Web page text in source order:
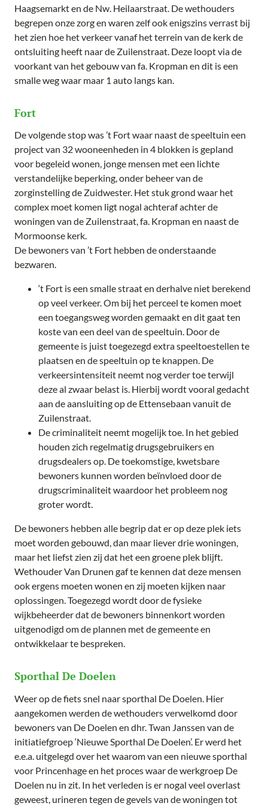
Haagsemarkt en de Nw. Heilaarstraat. De wethouders
begrepen onze zorg en waren zelf ook enigszins verrast bij
het zien hoe het verkeer vanaf het terrein van de kerk de
ontsluiting heeft naar de Zuilenstraat. Deze loopt via de
voorkant van het gebouw van fa. Kropman en dit is een
smalle weg waar maar 1 auto langs kan.
Fort
De volgende stop was ’t Fort waar naast de speeltuin een
project van 32 wooneenheden in 4 blokken is gepland
voor begeleid wonen, jonge mensen met een lichte
verstandelijke beperking, onder beheer van de
zorginstelling de Zuidwester. Het stuk grond waar het
complex moet komen ligt nogal achteraf achter de
woningen van de Zuilenstraat, fa. Kropman en naast de
Mormoonse kerk.
De bewoners van ’t Fort hebben de onderstaande
bezwaren.
‘t Fort is een smalle straat en derhalve niet berekend
op veel verkeer. Om bij het perceel te komen moet
een toegangsweg worden gemaakt en dit gaat ten
koste van een deel van de speeltuin. Door de
gemeente is juist toegezegd extra speeltoestellen te
plaatsen en de speeltuin op te knappen. De
verkeersintensiteit neemt nog verder toe terwijl
deze al zwaar belast is. Hierbij wordt vooral gedacht
aan de aansluiting op de Ettensebaan vanuit de
Zuilenstraat.
De criminaliteit neemt mogelijk toe. In het gebied
houden zich regelmatig drugsgebruikers en
drugsdealers op. De toekomstige, kwetsbare
bewoners kunnen worden beïnvloed door de
drugscriminaliteit waardoor het probleem nog
groter wordt.
De bewoners hebben alle begrip dat er op deze plek iets
moet worden gebouwd, dan maar liever drie woningen,
maar het liefst zien zij dat het een groene plek blijft.
Wethouder Van Drunen gaf te kennen dat deze mensen
ook ergens moeten wonen en zij moeten kijken naar
oplossingen. Toegezegd wordt door de fysieke
wijkbeheerder dat de bewoners binnenkort worden
uitgenodigd om de plannen met de gemeente en
ontwikkelaar te bespreken.
Sporthal De Doelen
Weer op de fiets snel naar sporthal De Doelen. Hier
aangekomen werden de wethouders verwelkomd door
bewoners van De Doelen en dhr. Twan Janssen van de
initiatiefgroep ‘Nieuwe Sporthal De Doelen’. Er werd het
e.e.a. uitgelegd over het waarom van een nieuwe sporthal
voor Princenhage en het proces waar de werkgroep De
Doelen nu in zit. In het verleden is er nogal veel overlast
geweest, urineren tegen de gevels van de woningen tot